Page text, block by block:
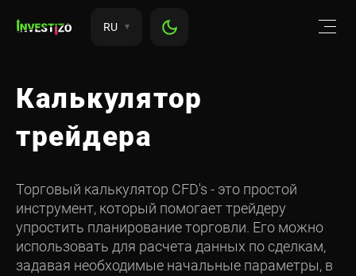
RU
Калькулятор
трейдера
Торговый калькулятор CFD's - это простой
инструмент, который помогает трейдеру
упростить планирование торговли. Его можно
использовать для расчета данных по сделкам,
задавая необходимые начальные параметры, в